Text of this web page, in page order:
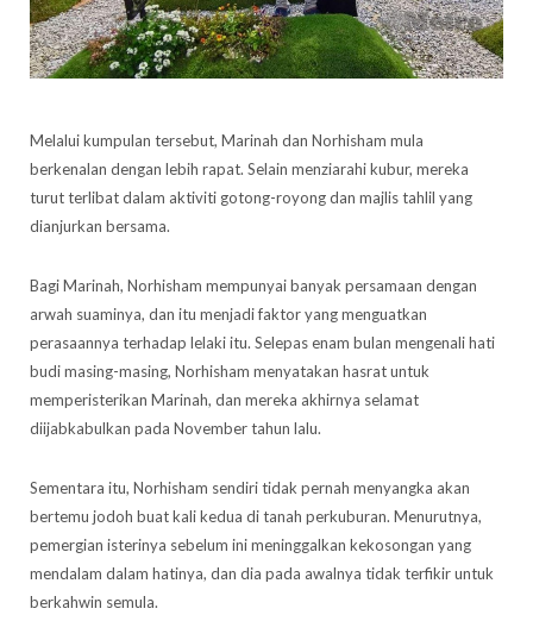
Melalui kumpulan tersebut, Marinah dan Norhisham mula
berkenalan dengan lebih rapat. Selain menziarahi kubur, mereka
turut terlibat dalam aktiviti gotong-royong dan majlis tahlil yang
dianjurkan bersama.
Bagi Marinah, Norhisham mempunyai banyak persamaan dengan
arwah suaminya, dan itu menjadi faktor yang menguatkan
perasaannya terhadap lelaki itu. Selepas enam bulan mengenali hati
budi masing-masing, Norhisham menyatakan hasrat untuk
memperisterikan Marinah, dan mereka akhirnya selamat
diijabkabulkan pada November tahun lalu.
Sementara itu, Norhisham sendiri tidak pernah menyangka akan
bertemu jodoh buat kali kedua di tanah perkuburan. Menurutnya,
pemergian isterinya sebelum ini meninggalkan kekosongan yang
mendalam dalam hatinya, dan dia pada awalnya tidak terfikir untuk
berkahwin semula.